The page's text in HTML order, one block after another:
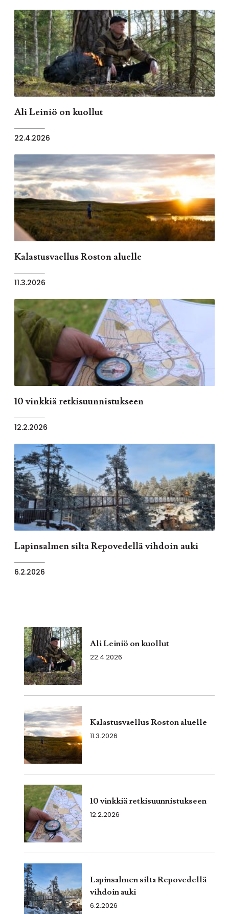
Ali Leiniö on kuollut
22.4.2026
Kalastusvaellus Roston aluelle
11.3.2026
10 vinkkiä retkisuunnistukseen
12.2.2026
Lapinsalmen silta Repovedellä vihdoin auki
6.2.2026
Ali Leiniö on kuollut
22.4.2026
Kalastusvaellus Roston aluelle
11.3.2026
10 vinkkiä retkisuunnistukseen
12.2.2026
Lapinsalmen silta Repovedellä
vihdoin auki
6.2.2026